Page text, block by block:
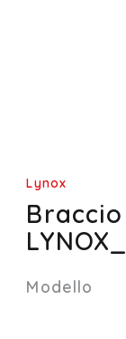
Lynox
Modello